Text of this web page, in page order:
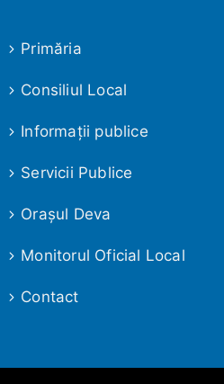
Primăria
Consiliul Local
Informaţii publice
Servicii Publice
Oraşul Deva
Monitorul Oficial Local
Contact